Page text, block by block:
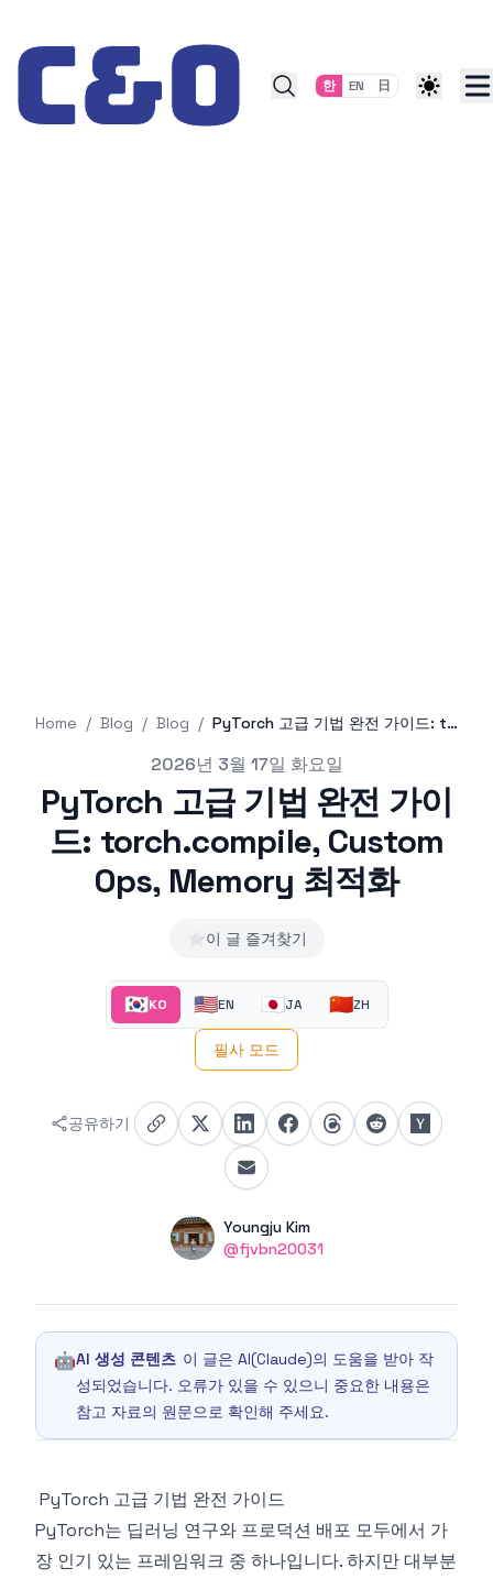
한 EN 日
Home / Blog / Blog / PyTorch 고급 기법 완전 가이드: torch.compile, Custom Ops, Memory 최적화
2026년 3월 17일 화요일
PyTorch 고급 기법 완전 가이
드: torch.compile, Custom
Ops, Memory 최적화
⭐이 글 즐겨찾기
🇰🇷KO 🇺🇸EN 🇯🇵JA 🇨🇳ZH
필사 모드
공유하기
Name
Youngju Kim
Twitter
@fjvbn20031
🤖AI 생성 콘텐츠 이 글은 AI(Claude)의 도움을 받아 작
성되었습니다. 오류가 있을 수 있으니 중요한 내용은
참고 자료의 원문으로 확인해 주세요.
PyTorch 고급 기법 완전 가이드
PyTorch는 딥러닝 연구와 프로덕션 배포 모두에서 가
장 인기 있는 프레임워크 중 하나입니다. 하지만 대부분